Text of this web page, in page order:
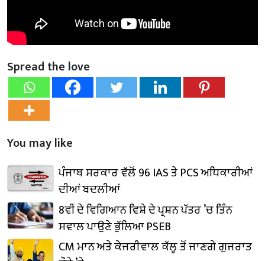
Spread the love
You may like
ਪੰਜਾਬ ਸਰਕਾਰ ਵੱਲੋਂ 96 IAS ਤੇ PCS ਅਧਿਕਾਰੀਆਂ
ਦੀਆਂ ਬਦਲੀਆਂ
8ਵੀਂ ਦੇ ਵਿਗਿਆਨ ਵਿਸ਼ੇ ਦੇ ਪ੍ਰਸ਼ਨ ਪੱਤਰ ’ਚ ਤਿੰਨ
ਸਵਾਲ ਪਾਉਣੇ ਭੁੱਲਿਆ PSEB
CM ਮਾਨ ਅਤੇ ਕੇਜਰੀਵਾਲ ਕੱਲ੍ਹ ਤੋਂ ਜਾਣਗੇ ਗੁਜਰਾਤ